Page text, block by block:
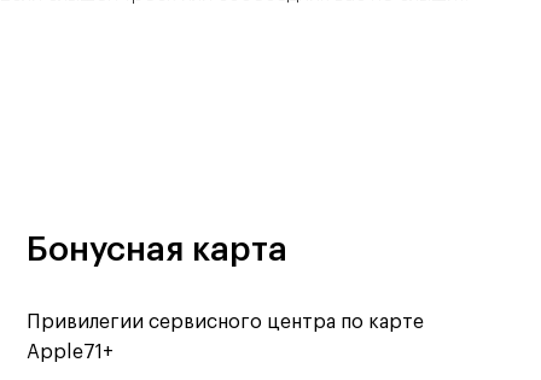
Бонусная карта
Привилегии сервисного центра по карте
Apple71+